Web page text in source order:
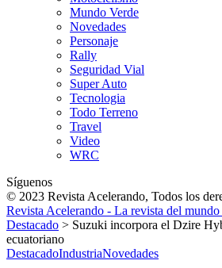
Mundo Verde
Novedades
Personaje
Rally
Seguridad Vial
Super Auto
Tecnologia
Todo Terreno
Travel
Video
WRC
Síguenos
© 2023 Revista Acelerando, Todos los
Revista Acelerando - La revista del
Destacado > Suzuki incorpora el Dzire
ecuatoriano
DestacadoIndustriaNovedades